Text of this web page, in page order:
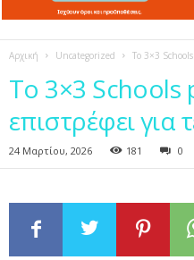
Αρχική Uncategorized Το 3×3
Το 3×3
επιστρέφει για
24 Μαρτίου, 2026 181 0